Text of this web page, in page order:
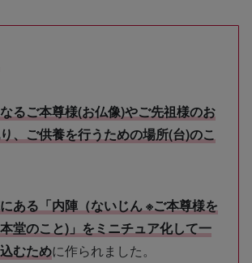
るご本尊様(お仏像)やご先祖様のお
、ご供養を行うための場所(台)のこ
ある「内陣（ないじん ※ご本尊様を
堂のこと)」をミニチュア化して一
むために作られました。